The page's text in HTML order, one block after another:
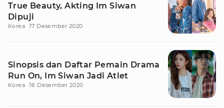
True Beauty, Akting Im Siwan
Dipuji
Korea 17 Desember 2020
Sinopsis dan Daftar Pemain Drama
Run On, Im Siwan Jadi Atlet
Korea 16 Desember 2020